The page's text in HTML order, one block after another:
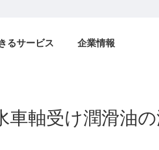
るサービス 企業情報
車軸受け潤滑油